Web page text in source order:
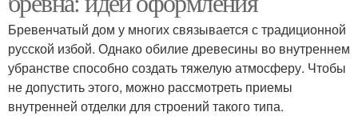
Бревенчатый дом у многих связывается с традиционной
русской избой. Однако обилие древесины во внутреннем
убранстве способно создать тяжелую атмосферу. Чтобы
не допустить этого, можно рассмотреть приемы
внутренней отделки для строений такого типа.